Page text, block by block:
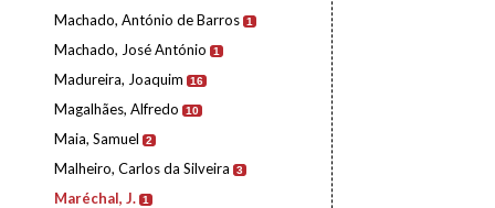
Machado, António de Barros 1
Machado, José António 1
Madureira, Joaquim 16
Magalhães, Alfredo 10
Maia, Samuel 2
Malheiro, Carlos da Silveira 3
Maréchal, J. 1